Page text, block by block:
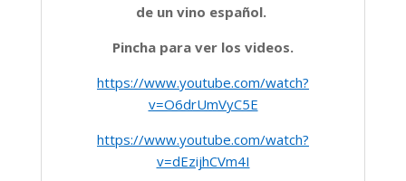
de un vino español.
Pincha para ver los videos.
https://www.youtube.com/watch?
v=O6drUmVyC5E
https://www.youtube.com/watch?
v=dEzijhCVm4I